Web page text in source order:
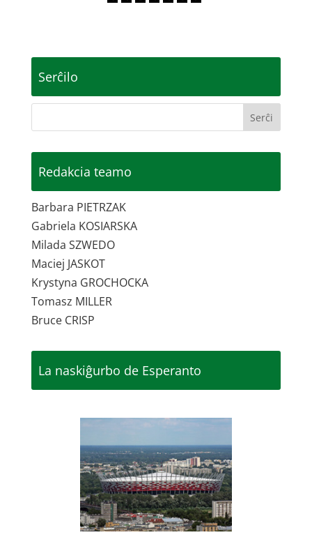
Serĉilo
Redakcia teamo
Barbara PIETRZAK
Gabriela KOSIARSKA
Milada SZWEDO
Maciej JASKOT
Krystyna GROCHOCKA
Tomasz MILLER
Bruce CRISP
La naskiĝurbo de Esperanto